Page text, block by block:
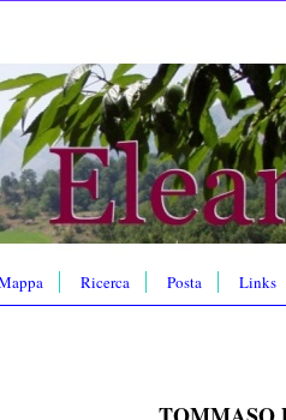
Ricerca Posta Links